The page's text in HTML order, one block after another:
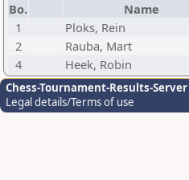
Bo.
Name
1
Ploks, Rein
2
Rauba, Mart
4
Heek, Robin
Chess-Tournament-Results-Server
Legal details/Terms of use